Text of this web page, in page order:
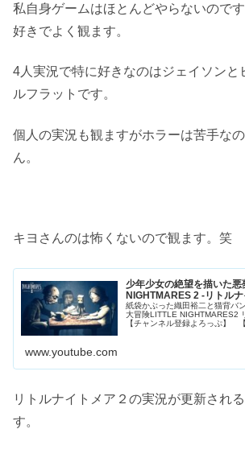
私自身ゲームはほとんどやらないので
好きでよく観ます。
4人実況で特に好きなのはジェイソンと
ルフラットです。
個人の実況も観ますがホラーは苦手な
ん。
キヨさんのは怖くないので観ます。笑
少年少女の絶望を描いた
NIGHTMARES 2 -リトル
紙袋かぶった織田裕二と猫背バ
大冒険LITTLE NIGHTMARES2
【チャンネル登録よろっぷ】
www.youtube.com
リトルナイトメア２の実況が更新され
す。